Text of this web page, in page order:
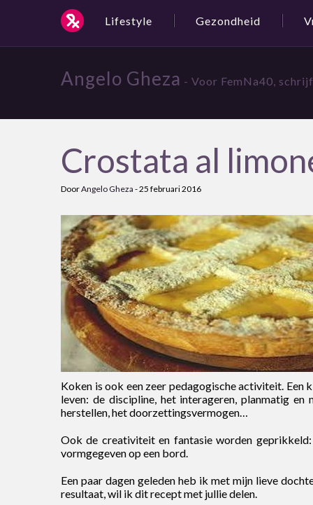
Lifestyle Gezondheid
Angelo Gheza - Voor FemNa40,
Crostata al
DoorAngelo Gheza -25 februari 2016
Koken is ook een zeer pedagogische activiteit. Een
leven: de discipline, het interageren, planmatig
herstellen, het doorzettingsvermogen…
Ook de creativiteit en fantasie worden
vormgegeven op een bord.
Een paar dagen geleden heb ik met mijn lieve
resultaat, wil ik dit recept met jullie delen.